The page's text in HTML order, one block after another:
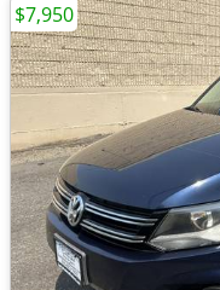
$7,950